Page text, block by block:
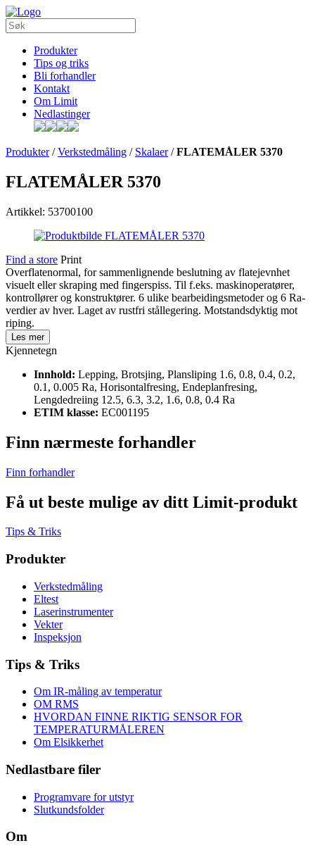
Produkter
Tips og triks
Bli forhandler
Kontakt
Om Limit
Nedlastinger
Produkter/Verkstedmåling / Skalaer/FLATEMÅLER 5370
FLATEMÅLER 5370
Artikkel: 53700100
Find a store Print
Overflatenormal, for sammenlignende beslutning av flatejevnhet
visuelt eller skraping med fingerspiss. Til f.eks. maskinoperatører,
kontrollører og konstruktører. 6 ulike bearbeidingsmetoder og 6 Ra-
verdier av hver. Laget av rustfri stållegering. Motstandsdyktig mot
riping.
Les mer
Kjennetegn
Innhold: Lepping, Brotsjing, Plansliping 1.6, 0.8, 0.4, 0.2,
0.1, 0.005 Ra, Horisontalfresing, Endeplanfresing,
Lengdedreiing 12.5, 6.3, 3.2, 1.6, 0.8, 0.4 Ra
ETIM klasse: EC001195
Finn nærmeste forhandler
Finn forhandler
Få ut beste mulige av ditt Limit-produkt
Tips & Triks
Produkter
Verkstedmåling
Eltest
Laserinstrumenter
Vekter
Inspeksjon
Tips & Triks
Om IR-måling av temperatur
OM RMS
HVORDAN FINNE RIKTIG SENSOR FOR
TEMPERATURMÅLEREN
Om Elsikkerhet
Nedlastbare filer
Programvare for utstyr
Slutkundsfolder
Om